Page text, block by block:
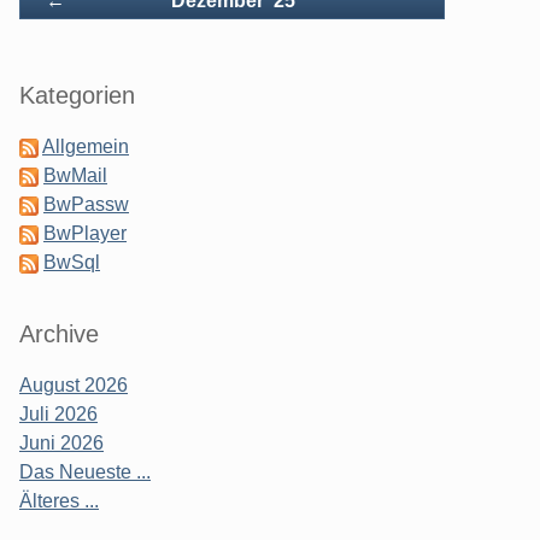
Seitenleiste
Kategorien
Allgemein
BwMail
BwPassw
BwPlayer
BwSql
Archive
August 2026
Juli 2026
Juni 2026
Das Neueste ...
Älteres ...